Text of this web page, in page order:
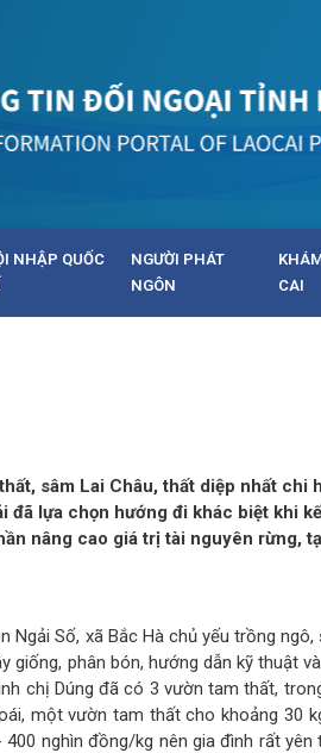
NHẬP QUỐC
NGƯỜI PHÁT
NGÔN
CAI
sâm Lai Châu, thất diệp nhất chi
đã lựa chọn hướng đi khác biệt khi
nâng cao giá trị tài nguyên rừng,
Số, xã Bắc Hà chủ yếu trồng ngô,
giống, phân bón, hướng dẫn kỹ thuật
chị Dúng đã có 3 vườn tam thất,
một vườn tam thất cho khoảng 30
nghìn đồng/kg nên gia đình rất yên